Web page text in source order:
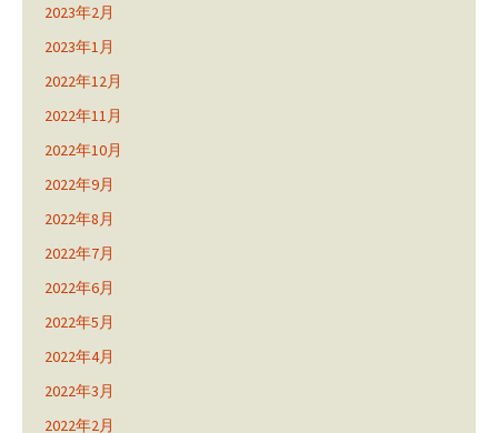
2023年2月
2023年1月
2022年12月
2022年11月
2022年10月
2022年9月
2022年8月
2022年7月
2022年6月
2022年5月
2022年4月
2022年3月
2022年2月